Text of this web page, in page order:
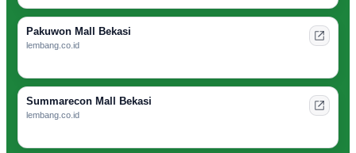
Pakuwon Mall Bekasi
lembang.co.id
Summarecon Mall Bekasi
lembang.co.id